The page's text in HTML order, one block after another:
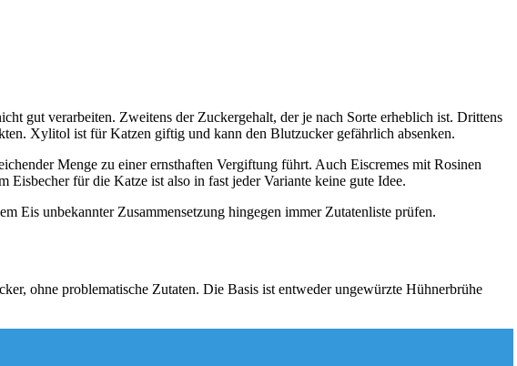
gut verarbeiten. Zweitens der Zuckergehalt, der je nach Sorte erheblich ist. Drittens
Xylitol ist für Katzen giftig und kann den Blutzucker gefährlich absenken.
Menge zu einer ernsthaften Vergiftung führt. Auch Eiscremes mit Rosinen
für die Katze ist also in fast jeder Variante keine gute Idee.
Eis unbekannter Zusammensetzung hingegen immer Zutatenliste prüfen.
ohne problematische Zutaten. Die Basis ist entweder ungewürzte Hühnerbrühe